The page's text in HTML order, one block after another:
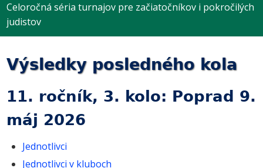
Celoročná séria turnajov pre začiatočníkov i pokročilých
judistov
Výsledky posledného kola
11. ročník, 3. kolo: Poprad 9.
máj 2026
Jednotlivci
Jednotlivci v kluboch